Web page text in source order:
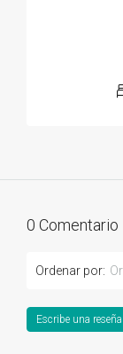
0 Comentario
Ordenar por:
Escribe una reseña